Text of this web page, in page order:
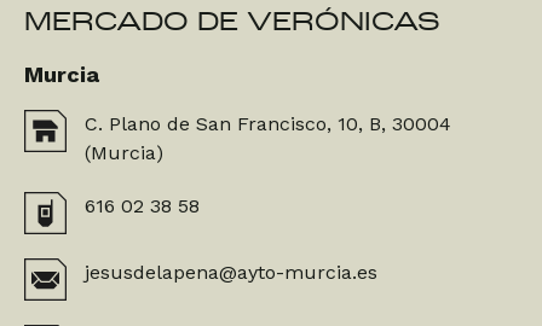
MERCADO DE VERÓNICAS
Murcia
C. Plano de San Francisco, 10, B, 30004
(Murcia)
616 02 38 58
jesusdelapena@ayto-murcia.es